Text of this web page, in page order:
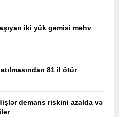
iki yük gəmisi məhv
81 il ötür
demans riskini azalda və